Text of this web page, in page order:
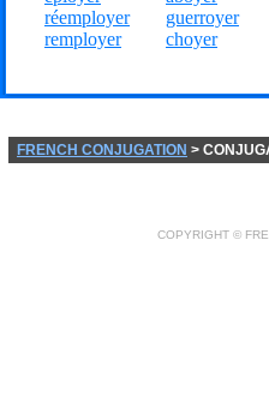
réemployer
remployer
guerroyer
choyer
FRENCH CONJUGATION >
COPYRIGHT ©